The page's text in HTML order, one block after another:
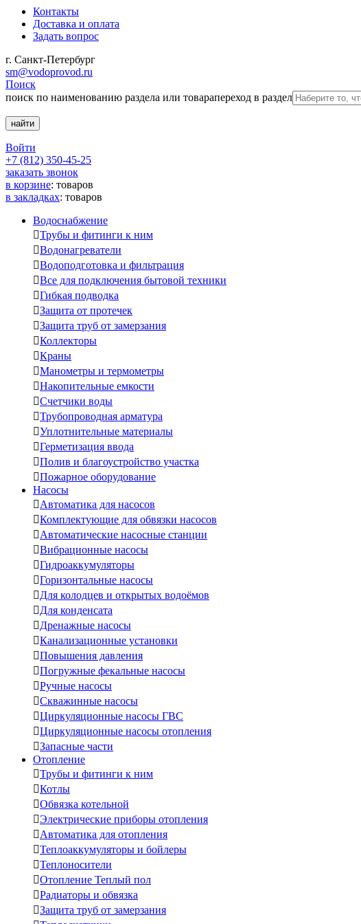
Контакты
Доставка и оплата
Задать вопрос
г. Санкт-Петербург
sm@vodoprovod.ru
Поиск
поиск по наименованию раздела или товарапереход в раздел
Войти
+7 (812) 350-45-25
заказать звонок
в корзине: товаров
в закладках: товаров
Водоснабжение
Трубы и фитинги к ним
Водонагреватели
Водоподготовка и фильтрация
Все для подключения бытовой техники
Гибкая подводка
Защита от протечек
Защита труб от замерзания
Коллекторы
Краны
Манометры и термометры
Накопительные емкости
Счетчики воды
Трубопроводная арматура
Уплотнительные материалы
Герметизация ввода
Полив и благоустройство участка
Пожарное оборудование
Насосы
Автоматика для насосов
Комплектующие для обвязки насосов
Автоматические насосные станции
Вибрационные насосы
Гидроаккумуляторы
Горизонтальные насосы
Для колодцев и открытых водоёмов
Для конденсата
Дренажные насосы
Канализационные установки
Повышения давления
Погружные фекальные насосы
Ручные насосы
Скважинные насосы
Циркуляционные насосы ГВС
Циркуляционные насосы отопления
Запасные части
Отопление
Трубы и фитинги к ним
Котлы
Обвязка котельной
Электрические приборы отопления
Автоматика для отопления
Теплоаккумуляторы и бойлеры
Теплоносители
Отопление Теплый пол
Радиаторы и обвязка
Защита труб от замерзания